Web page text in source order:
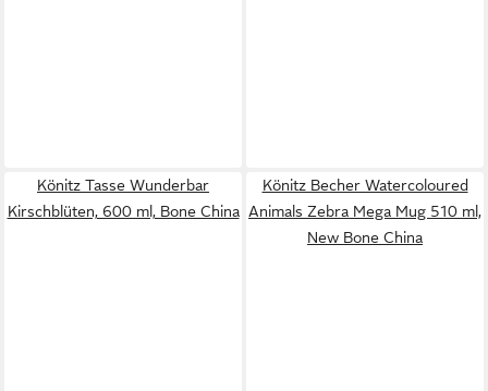
Könitz Tasse Wunderbar
Kirschblüten, 600 ml, Bone China
Könitz Becher Watercoloured
Animals Zebra Mega Mug 510 ml,
New Bone China